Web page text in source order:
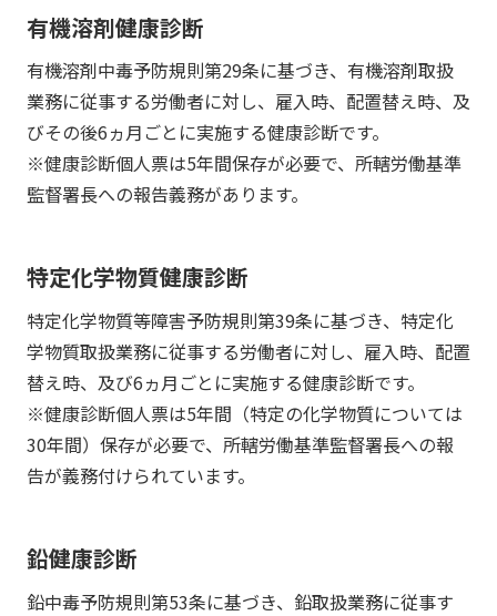
有機溶剤健康診断
有機溶剤中毒予防規則第29条に基づき、有機溶剤取扱
業務に従事する労働者に対し、雇入時、配置替え時、及
びその後6ヵ月ごとに実施する健康診断です。
※健康診断個人票は5年間保存が必要で、所轄労働基準
監督署長への報告義務があります。
特定化学物質健康診断
特定化学物質等障害予防規則第39条に基づき、特定化
学物質取扱業務に従事する労働者に対し、雇入時、配置
替え時、及び6ヵ月ごとに実施する健康診断です。
※健康診断個人票は5年間（特定の化学物質については
30年間）保存が必要で、所轄労働基準監督署長への報
告が義務付けられています。
鉛健康診断
鉛中毒予防規則第53条に基づき、鉛取扱業務に従事す